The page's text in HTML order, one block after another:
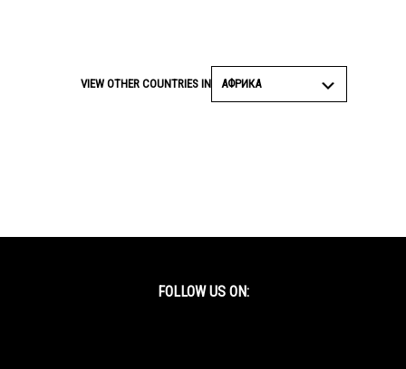
VIEW OTHER COUNTRIES IN АФРИКА
FOLLOW US ON: